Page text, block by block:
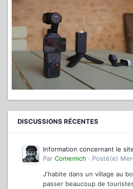
DISCUSSIONS RÉCENTES
Information concernant le
Par Comemich · Posté(e)
J'habite dans un village au
passer beaucoup de